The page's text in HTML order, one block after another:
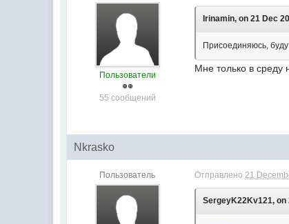
Пользователи
55 сообщений
Irinamin, on 21 Dec
Присоединяюсь,
Мне только в среду
Nkrasko
Пользователь Отправлено21
SergeyK22Kv121, on